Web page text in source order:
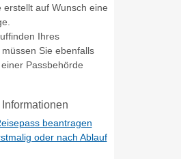
erstellt auf Wunsch eine
Ihres
Sie ebenfalls
Passbehörde
beantragen
oder nach Ablauf